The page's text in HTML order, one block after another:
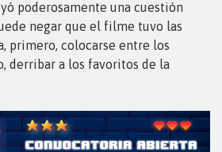
poderosamente una cuestión
negar que el filme tuvo las
primero, colocarse entre los
derribar a los favoritos de la